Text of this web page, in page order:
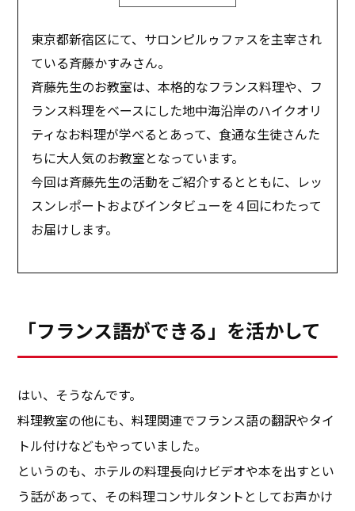
東京都新宿区にて、サロンピルゥファスを主宰され
ている斉藤かすみさん。
斉藤先生のお教室は、本格的なフランス料理や、フ
ランス料理をベースにした地中海沿岸のハイクオリ
ティなお料理が学べるとあって、食通な生徒さんた
ちに大人気のお教室となっています。
今回は斉藤先生の活動をご紹介するとともに、レッ
スンレポートおよびインタビューを４回にわたって
お届けします。
「フランス語ができる」を活かして
はい、そうなんです。
料理教室の他にも、料理関連でフランス語の翻訳やタイ
トル付けなどもやっていました。
というのも、ホテルの料理長向けビデオや本を出すとい
う話があって、その料理コンサルタントとしてお声かけ